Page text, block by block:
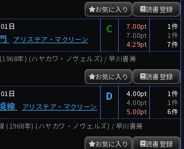
読書登録
お気に入り
日
アリステア・マクリーン
C
7.00pt
7.00pt
4.29pt
1件
1件
7件
年) (ハヤカワ・ノヴェルズ) / 早川書房
読書登録
お気に入り
日
線 アリステア・マクリーン
D
4.00pt
4.00pt
5.00pt
1件
1件
6件
(1968年) (ハヤカワ・ノヴェルズ) / 早川書房
読書登録
お気に入り